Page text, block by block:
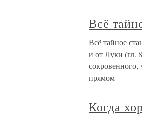
Всё
Всё тайное
и от Луки (гл.
сокровенного,
прямом
Когда